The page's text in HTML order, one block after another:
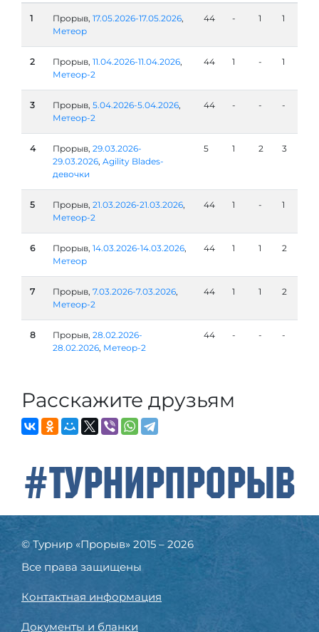
1 Прорыв, 17.05.2026-17.05.2026,
Метеор
44 - 1 1
2 Прорыв, 11.04.2026-11.04.2026,
Метеор-2
44 1 - 1
3 Прорыв, 5.04.2026-5.04.2026,
Метеор-2
44 - - -
4 Прорыв, 29.03.2026-
29.03.2026, Agility Blades-
девочки
5 1 2 3
5 Прорыв, 21.03.2026-21.03.2026,
Метеор-2
44 1 - 1
6 Прорыв, 14.03.2026-14.03.2026,
Метеор
44 1 1 2
7 Прорыв, 7.03.2026-7.03.2026,
Метеор-2
44 1 1 2
8 Прорыв, 28.02.2026-
28.02.2026, Метеор-2
44 - - -
Расскажите друзьям
#ТурнирПрорыв
© Турнир «Прорыв» 2015 – 2026
Все права защищены
Контактная информация
Документы и бланки